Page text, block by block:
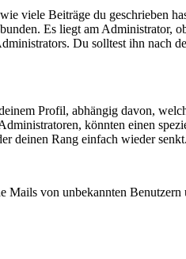
viele Beiträge du geschrieben
Es liegt am Administrator,
Du solltest ihn nach
Profil, abhängig davon,
könnten einen
deinen Rang einfach wieder senkt.
von unbekannten Benutzern